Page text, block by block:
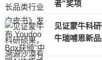
者"奖项
见证蒙牛科
牛瑞哺恩新